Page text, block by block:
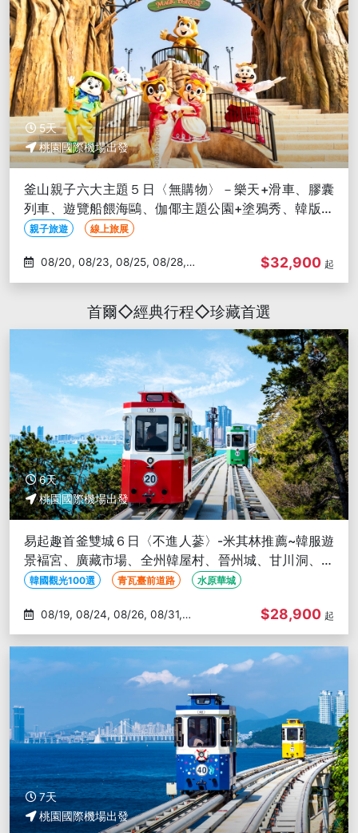
5天
桃園國際機場出發
釜山親子六大主題５日〈無購物〉－樂天+滑車、膠囊
列車、遊覽船餵海鷗、伽倻主題公園+塗鴉秀、韓版侏
羅紀+打卡小王子
親子旅遊 線上旅展
09/09
$32,900 起
首爾◇經典行程◇珍藏首選
6天
桃園國際機場出發
易起趣首釜雙城６日〈不進人蔘〉-米其林推薦~韓服遊
景褔宮、廣藏市場、全州韓屋村、晉州城、甘川洞、松
島海上纜車、天空膠囊
韓國觀光100選 青瓦臺前道路 水原華城
09/02
$28,900 起
7天
桃園國際機場出發